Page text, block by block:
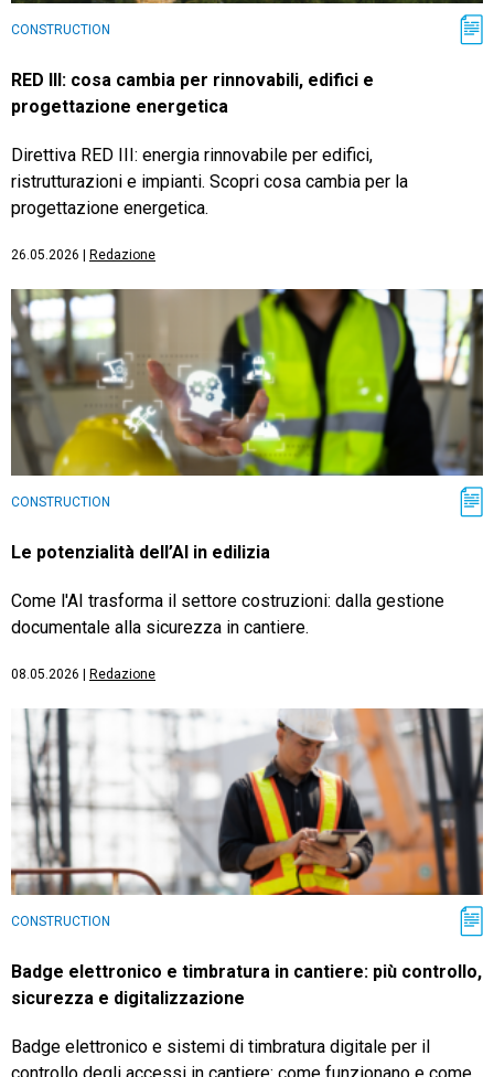
CONSTRUCTION
RED III: cosa cambia per rinnovabili, edifici e
progettazione energetica
Direttiva RED III: energia rinnovabile per edifici,
ristrutturazioni e impianti. Scopri cosa cambia per la
progettazione energetica.
26.05.2026 Redazione
CONSTRUCTION
Le potenzialità dell’AI in edilizia
Come l'AI trasforma il settore costruzioni: dalla gestione
documentale alla sicurezza in cantiere.
08.05.2026 Redazione
CONSTRUCTION
Badge elettronico e timbratura in cantiere: più controllo,
sicurezza e digitalizzazione
Badge elettronico e sistemi di timbratura digitale per il